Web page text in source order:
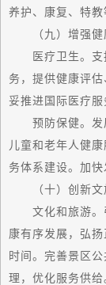
养护、康复、特教
（九）增强健
医疗卫生。支
务，提供健康评
妥推进国际医疗服
预防保健。发
儿童和老年人健
务体系建设。加
（十）创新文
文化和旅游。
康有序发展，弘
时间。完善景区
理，优化服务供给